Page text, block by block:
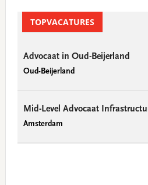
SidebarTOPVACATURES
Advocaat in Oud-Beijerland
Oud-Beijerland
Mid-Level Advocaat
Amsterdam